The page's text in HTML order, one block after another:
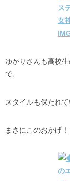
ゆかりさんも高校
で、
スタイルも保たれて
まさにこのおかげ